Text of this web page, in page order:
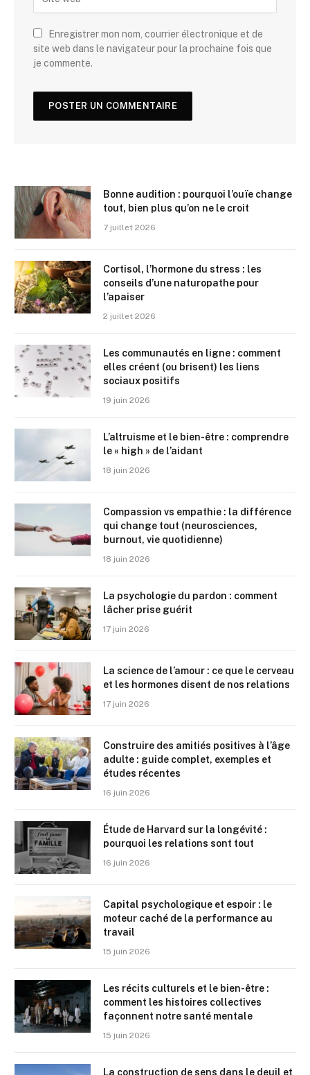
Enregistrer mon nom, courrier électronique et de
site web dans le navigateur pour la prochaine fois que
je commente.
Bonne audition : pourquoi l’ouïe change
tout, bien plus qu’on ne le croit
7 juillet 2026
Cortisol, l’hormone du stress : les
conseils d’une naturopathe pour
l’apaiser
2 juillet 2026
Les communautés en ligne : comment
elles créent (ou brisent) les liens
sociaux positifs
19 juin 2026
L’altruisme et le bien-être : comprendre
le « high » de l’aidant
18 juin 2026
Compassion vs empathie : la différence
qui change tout (neurosciences,
burnout, vie quotidienne)
18 juin 2026
La psychologie du pardon : comment
lâcher prise guérit
17 juin 2026
La science de l’amour : ce que le cerveau
et les hormones disent de nos relations
17 juin 2026
Construire des amitiés positives à l’âge
adulte : guide complet, exemples et
études récentes
16 juin 2026
Étude de Harvard sur la longévité :
pourquoi les relations sont tout
16 juin 2026
Capital psychologique et espoir : le
moteur caché de la performance au
travail
15 juin 2026
Les récits culturels et le bien-être :
comment les histoires collectives
façonnent notre santé mentale
15 juin 2026
La construction de sens dans le deuil et